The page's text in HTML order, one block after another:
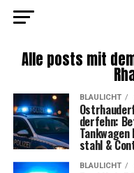
Alle posts mit
BLAULICHT
der­fehn:
stahl &
BLAULICHT